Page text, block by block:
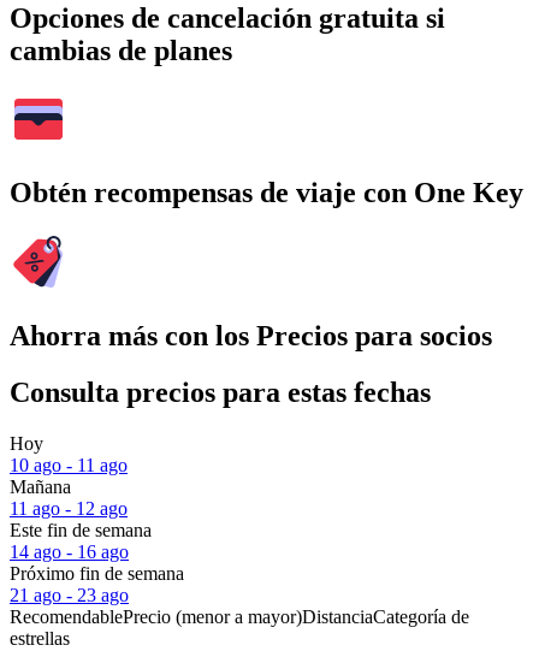
Opciones de cancelación gratuita si
cambias de planes
Obtén recompensas de viaje con One Key
Ahorra más con los Precios para socios
Consulta precios para estas fechas
Hoy
10 ago - 11 ago
Mañana
11 ago - 12 ago
Este fin de semana
14 ago - 16 ago
Próximo fin de semana
21 ago - 23 ago
RecomendablePrecio (menor a mayor)DistanciaCategoría de
estrellas